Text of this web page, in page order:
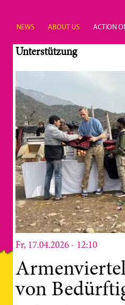
NEWS ABOUT US ACTION
Unterstützung
Fr, 17.04.2026 - 12:10
von